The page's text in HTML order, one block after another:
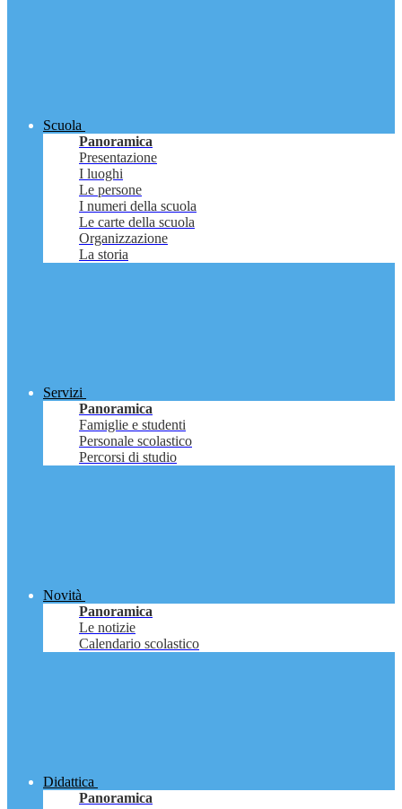
Scuola
Panoramica
Presentazione
I luoghi
Le persone
I numeri della scuola
Le carte della scuola
Organizzazione
La storia
Servizi
Panoramica
Famiglie e studenti
Personale scolastico
Percorsi di studio
Novità
Panoramica
Le notizie
Calendario scolastico
Didattica
Panoramica